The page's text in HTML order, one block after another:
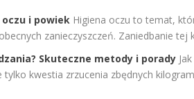
i powiek Higiena oczu to temat,
zanieczyszczeń. Zaniedbanie tej
Skuteczne metody i porady
kwestia zrzucenia zbędnych